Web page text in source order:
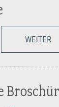
WEITER